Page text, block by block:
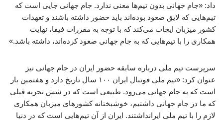
داد: «جام جهانی بدون تیم‌ها معنی ندارد. جام جهانی جایی است که
تیم‌هایی که لایق صعود بوده‌اند باید حضور داشته باشند و تعهدات
کشور میزبان ایجاب می‌کند که با توجه به مقررات فیفا، نهایت
همکاری را با تیم‌هایی که به جام جهانی صعود کرده‌اند، داشته باشد.»
سرپرست تیم ملی درباره سابقه حضور ایران در جام جهانی نیز
عنوان کرد: «تیم ملی فوتبال ایران ۱۰۰ سال تاریخ دارد و هفتمین بار
است که به جام جهانی می‌رود. طبیعی است که در شش تجربه قبلی
که ما در جام جهانی داشتیم، خوشبختانه کشورهای میزبان همکاری
لازم را با تیم ملی ایرانداشتند. ایران از آن تیم‌هایی است که در دنیا